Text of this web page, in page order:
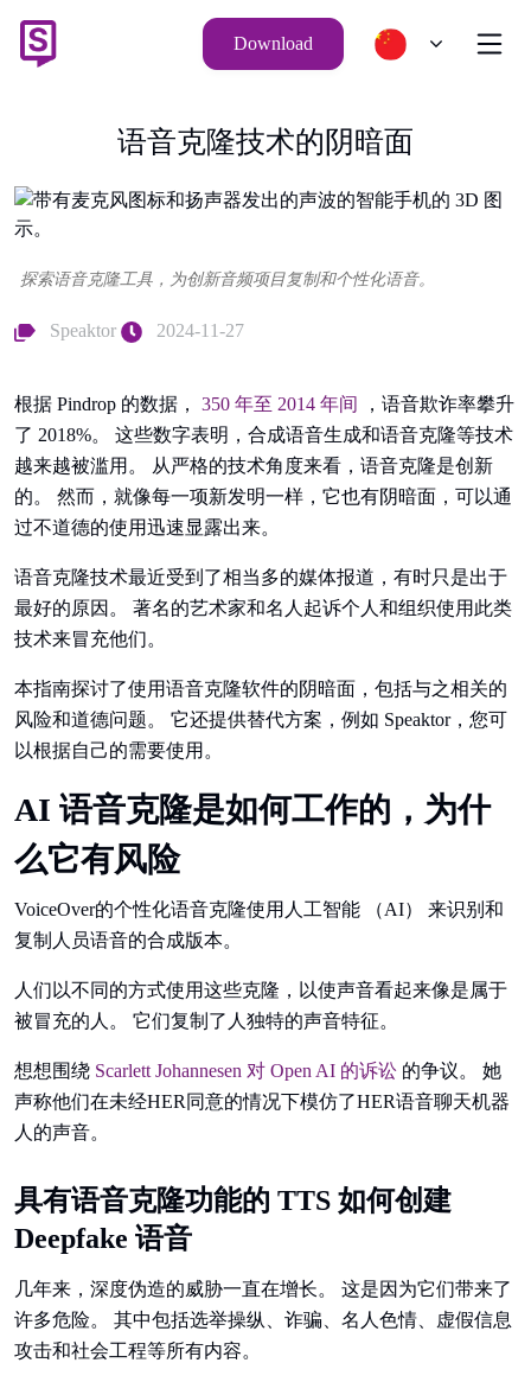
Download
语音克隆技术的阴暗面
探索语音克隆工具，为创新音频项目复制和个性化语音。
Speaktor 2024-11-27
根据 Pindrop 的数据， 350 年至 2014 年间
，语音欺诈率攀升
了 2018%。 这些数字表明，合成语音生成和语音克隆等技术
越来越被滥用。 从严格的技术角度来看，语音克隆是创新
的。 然而，就像每一项新发明一样，它也有阴暗面，可以通
过不道德的使用迅速显露出来。
语音克隆技术最近受到了相当多的媒体报道，有时只是出于
最好的原因。 著名的艺术家和名人起诉个人和组织使用此类
技术来冒充他们。
本指南探讨了使用语音克隆软件的阴暗面，包括与之相关的
风险和道德问题。 它还提供替代方案，例如 Speaktor，您可
以根据自己的需要使用。
AI 语音克隆是如何工作的，为什
么它有风险
VoiceOver的个性化语音克隆使用人工智能 （AI） 来识别和
复制人员语音的合成版本。
人们以不同的方式使用这些克隆，以使声音看起来像是属于
被冒充的人。 它们复制了人独特的声音特征。
想想围绕 Scarlett Johannesen 对 Open AI 的诉讼 的争议。 她
声称他们在未经HER同意的情况下模仿了HER语音聊天机器
人的声音。
具有语音克隆功能的 TTS 如何创建
Deepfake 语音
几年来，深度伪造的威胁一直在增长。 这是因为它们带来了
许多危险。 其中包括选举操纵、诈骗、名人色情、虚假信息
攻击和社会工程等所有内容。